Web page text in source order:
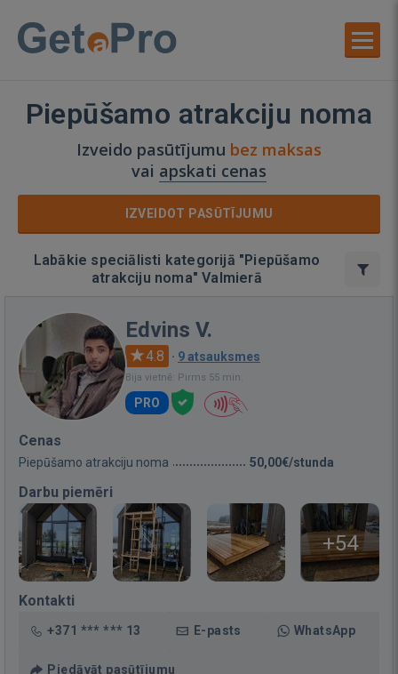
Piepūšamo atrakciju noma
Izveido pasūtījumu bez maksas
vai apskati cenas
IZVEIDOT PASŪTĪJUMU
Labākie speciālisti kategorijā "Piepūšamo
atrakciju noma" Valmierā
Edvins V.
4.8 · 9 atsauksmes
Bija vietnē: Pirms 55 min.
PRO
Cenas
Piepūšamo atrakciju noma 50,00€/stunda
Darbu piemēri
+54
Kontakti
+371 *** *** 13 E-pasts WhatsApp
Piedāvāt pasūtījumu